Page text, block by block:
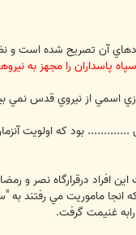
اساسي سپاه در نگهباني از انقلاب و
پاسداران را مجهز به
اسمي از نيروي قدس نمي
بود كه اولويت
افراد درقرارگاه نصر و
غنيمت گرفت.